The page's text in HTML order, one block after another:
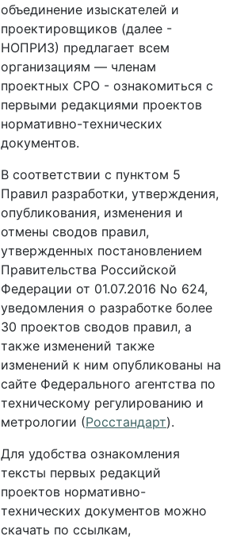
объединение изыскателей и
проектировщиков (далее -
НОПРИЗ) предлагает всем
организациям — членам
проектных СРО - ознакомиться с
первыми редакциями проектов
нормативно-технических
документов.
В соответствии с пунктом 5
Правил разработки, утверждения,
опубликования, изменения и
отмены сводов правил,
утвержденных постановлением
Правительства Российской
Федерации от 01.07.2016 No 624,
уведомления о разработке более
30 проектов сводов правил, а
также изменений также
изменений к ним опубликованы на
сайте Федерального агентства по
техническому регулированию и
метрологии (Росстандарт).
Для удобства ознакомления
тексты первых редакций
проектов нормативно-
технических документов можно
скачать по ссылкам,